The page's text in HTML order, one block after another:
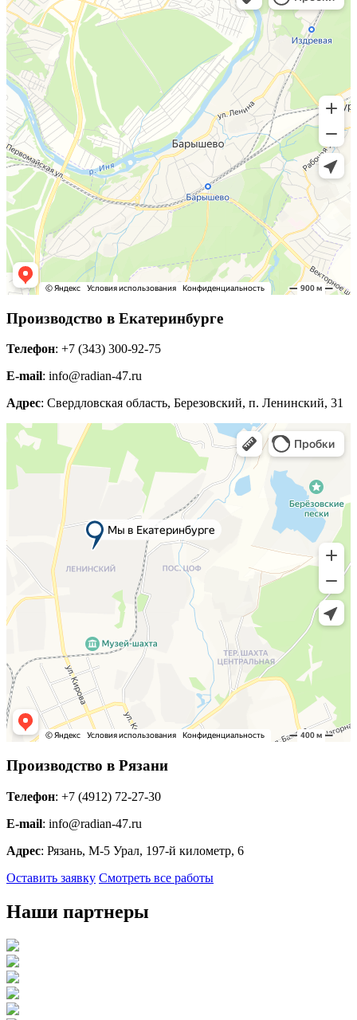
Производство в Екатеринбурге
Телефон: +7 (343) 300-92-75
E-mail: info@radian-47.ru
Адрес: Свердловская область, Березовский, п. Ленинский, 31
Производство в Рязани
Телефон: +7 (4912) 72-27-30
E-mail: info@radian-47.ru
Адрес: Рязань, М-5 Урал, 197-й километр, 6
Оставить заявку Смотреть все работы
Наши партнеры